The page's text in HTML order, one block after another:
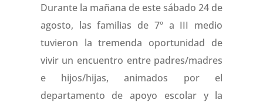
Durante la mañana de este sábado 24 de
agosto, las familias de 7º a III medio
tuvieron la tremenda oportunidad de
vivir un encuentro entre padres/madres
e hijos/hijas, animados por el
departamento de apoyo escolar y la